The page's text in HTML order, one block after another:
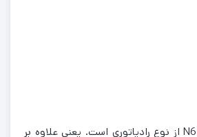
فن خنک کننده مدل N6 از نوع رادیاتوری است. یعنی علاوه بر